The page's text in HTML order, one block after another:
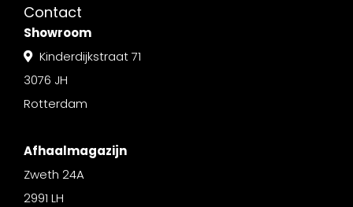
Contact
Showroom
Kinderdijkstraat 71
3076 JH
Rotterdam
Afhaalmagazijn
Zweth 24A
2991 LH